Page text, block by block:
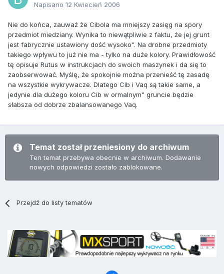
Napisano 12 Kwiecień 2006
Nie do końca, zauważ że Cibola ma mniejszy zasięg na spory
przedmiot miedziany. Wynika to niewątpliwie z faktu, że jej grunt
jest fabrycznie ustawiony dość wysoko". Na drobne przedmioty
takiego wpływu to już nie ma - tylko na duże kolory. Prawidłowość
tę opisuje Rutus w instrukcjach do swoich maszynek i da się to
zaobserwować. Myślę, że spokojnie można przenieść tę zasadę
na wszystkie wykrywacze. Dlatego Cib i Vaq są takie same, a
jedynie dla dużego koloru Cib w ormalnym" gruncie będzie
słabsza od dobrze zbalansowanego Vaq.
Temat został przeniesiony do archiwum
Ten temat przebywa obecnie w archiwum. Dodawanie
nowych odpowiedzi zostało zablokowane.
Przejdź do listy tematów